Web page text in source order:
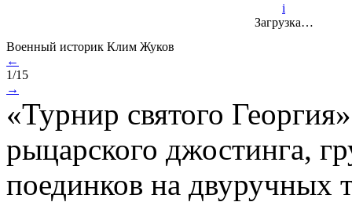
i
Загрузка…
Военный историк Клим Жуков
←
1/15
→
«Турнир святого
рыцарского джостинга,
поединков на двуручных